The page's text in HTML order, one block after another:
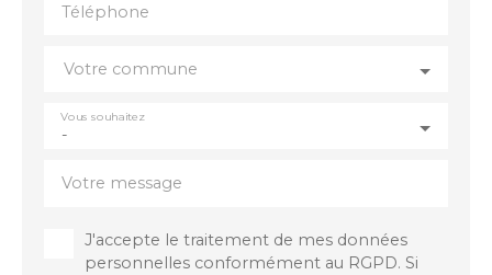
offrant de nombreuses possibilités, idéal pour une
visite s’impose pour découvrir tout son potentiel.
com 06. 86. 21. 40. 59
Téléphone
Votre commune
-
Vous souhaitez
Votre message
J'accepte le traitement de mes données
personnelles conformément au RGPD. Si